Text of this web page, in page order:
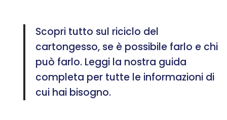
Scopri tutto sul riciclo del
cartongesso, se è possibile farlo e chi
può farlo. Leggi la nostra guida
completa per tutte le informazioni di
cui hai bisogno.